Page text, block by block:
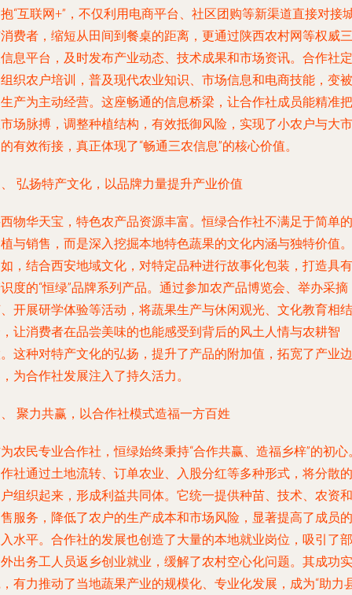
“互联网+”，不仅利用电商平台、社区团购等新渠道直接对接
费者，缩短从田间到餐桌的距离，更通过陕西农村网等权威三
息平台，及时发布产业动态、技术成果和市场资讯。合作社定
织农户培训，普及现代农业知识、市场信息和电商技能，变被
产为主动经营。这座畅通的信息桥梁，让合作社成员能精准把
场脉搏，调整种植结构，有效抵御风险，实现了小农户与大市
有效衔接，真正体现了“畅通三农信息”的核心价值。
弘扬特产文化，以品牌力量提升产业价值
物华天宝，特色农产品资源丰富。恒绿合作社不满足于简单的
与销售，而是深入挖掘本地特色蔬果的文化内涵与独特价值。
，结合西安地域文化，对特定品种进行故事化包装，打造具有
度的“恒绿”品牌系列产品。通过参加农产品博览会、举办采摘
开展研学体验等活动，将蔬果生产与休闲观光、文化教育相结
让消费者在品尝美味的也能感受到背后的风土人情与农耕智
这种对特产文化的弘扬，提升了产品的附加值，拓宽了产业边
为合作社发展注入了持久活力。
聚力共赢，以合作社模式造福一方百姓
农民专业合作社，恒绿始终秉持“合作共赢、造福乡梓”的初心
社通过土地流转、订单农业、入股分红等多种形式，将分散的
组织起来，形成利益共同体。它统一提供种苗、技术、农资和
服务，降低了农户的生产成本和市场风险，显著提高了成员的
水平。合作社的发展也创造了大量的本地就业岗位，吸引了部
出务工人员返乡创业就业，缓解了农村空心化问题。其成功实
有力推动了当地蔬果产业的规模化、专业化发展，成为“助力